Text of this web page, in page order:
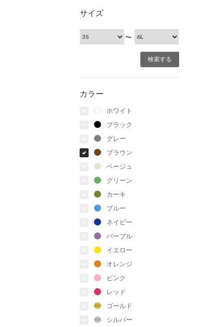
サイズ
〜
カラー
ホワイト
ブラック
グレー
ブラウン
ベージュ
グリーン
カーキ
ブルー
ネイビー
パープル
イエロー
オレンジ
ピンク
レッド
ゴールド
シルバー